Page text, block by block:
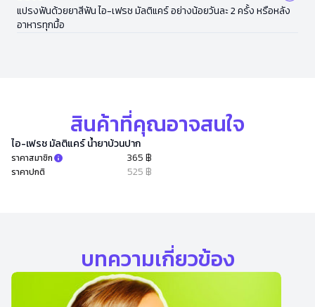
แปรงฟันด้วยยาสีฟัน ไอ-เฟรช มัลติแคร์ อย่างน้อยวันละ 2 ครั้ง หรือหลัง
อาหารทุกมื้อ
สินค้าที่คุณอาจสนใจ
ไอ-เฟรช มัลติแคร์ น้ำยาบ้วนปาก
ราคาสมาชิก 365 ฿
ราคาปกติ 525 ฿
บทความเกี่ยวข้อง